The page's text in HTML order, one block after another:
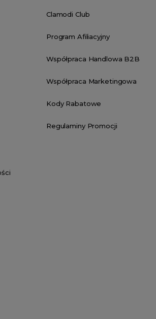
Clamodi Club
Program Afiliacyjny
Współpraca Handlowa B2B
Współpraca Marketingowa
Kody Rabatowe
Regulaminy Promocji